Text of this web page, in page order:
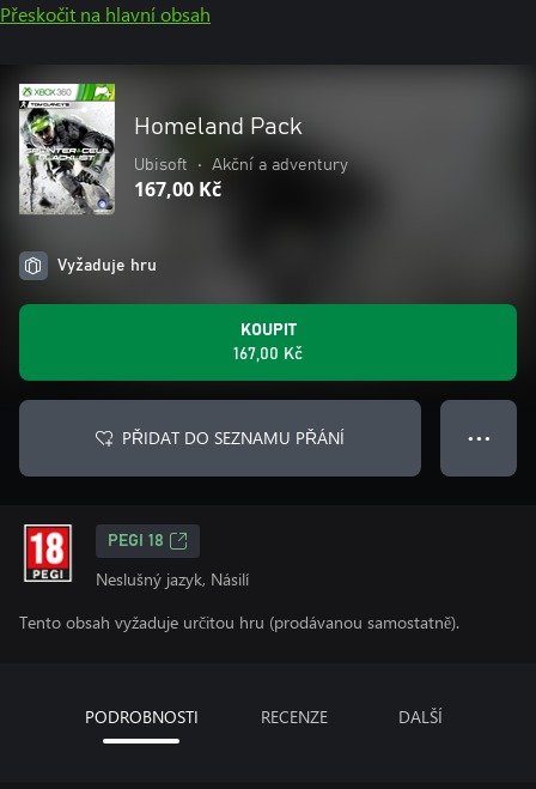
Přeskočit na hlavní obsah
Homeland Pack
Ubisoft • Akční a adventury
167,00 Kč
Vyžaduje hru
KOUPIT
167,00 Kč
PŘIDAT DO SEZNAMU PŘÁNÍ ● ● ●
PEGI 18
Neslušný jazyk, Násilí
Tento obsah vyžaduje určitou hru (prodávanou samostatně).
PODROBNOSTI RECENZE DALŠÍ